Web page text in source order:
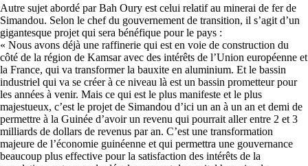
Autre sujet abordé par Bah Oury est celui relatif au minerai de fer de
Simandou. Selon le chef du gouvernement de transition, il s’agit d’un
gigantesque projet qui sera bénéfique pour le pays :
« Nous avons déjà une raffinerie qui est en voie de construction du
côté de la région de Kamsar avec des intérêts de l’Union européenne et
la France, qui va transformer la bauxite en aluminium. Et le bassin
industriel qui va se créer à ce niveau là est un bassin prometteur pour
les années à venir. Mais ce qui est le plus manifeste et le plus
majestueux, c’est le projet de Simandou d’ici un an à un an et demi de
permettre à la Guinée d’avoir un revenu qui pourrait aller entre 2 et 3
milliards de dollars de revenus par an. C’est une transformation
majeure de l’économie guinéenne et qui permettra une gouvernance
beaucoup plus effective pour la satisfaction des intérêts de la